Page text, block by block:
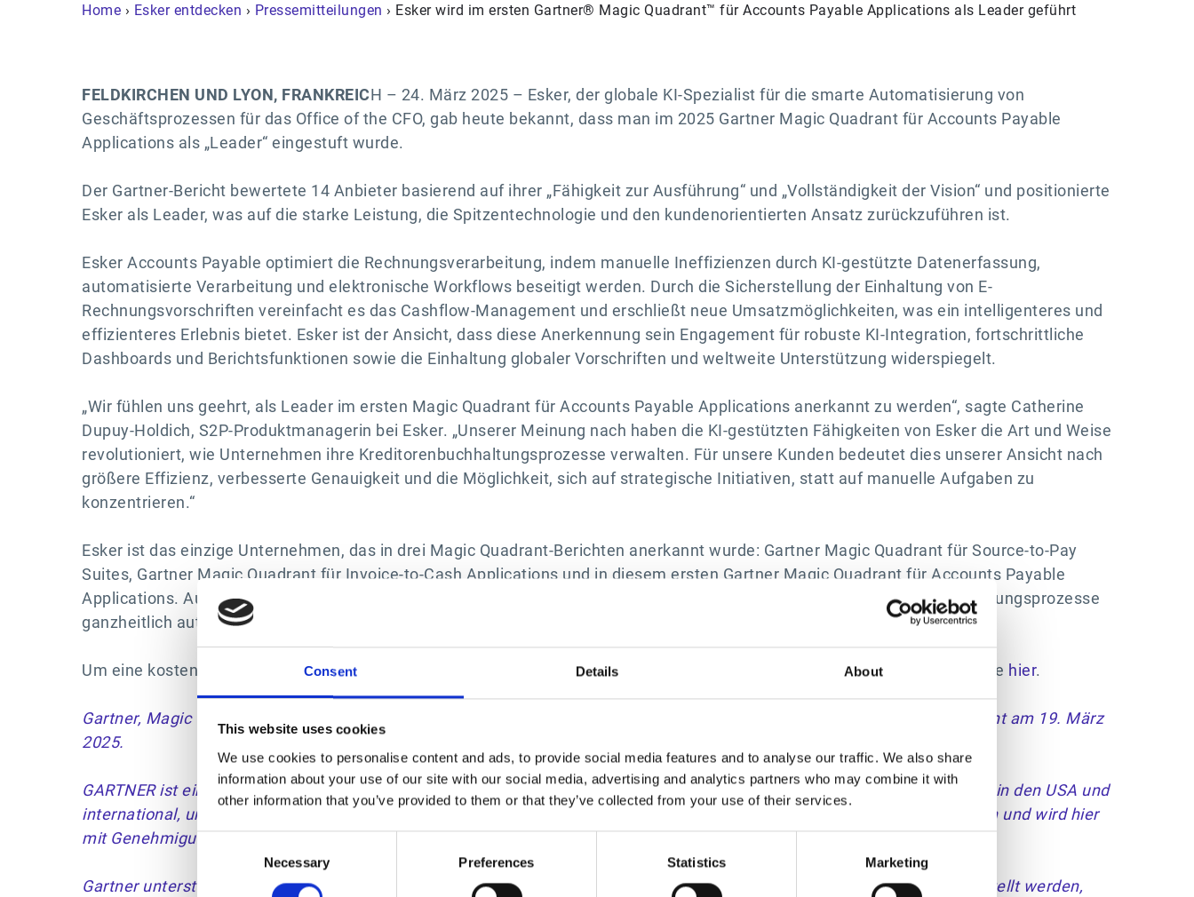
Consent Details About
This website uses cookies
We use cookies to personalise content and ads, to provide social media features and to analyse our traffic. We also share
information about your use of our site with our social media, advertising and analytics partners who may combine it with
other information that you’ve provided to them or that they’ve collected from your use of their services.
Necessary Preferences Statistics Marketing
Home › Esker entdecken › Pressemitteilungen › Esker wird im ersten Gartner® Magic Quadrant™ für Accounts Payable Applications als Leader geführt
FELDKIRCHEN UND LYON, FRANKREICH – 24. März 2025 – Esker, der globale KI-Spezialist für die smarte Automatisierung von
Geschäftsprozessen für das Office of the CFO, gab heute bekannt, dass man im 2025 Gartner Magic Quadrant für Accounts Payable
Applications als „Leader“ eingestuft wurde.
Der Gartner-Bericht bewertete 14 Anbieter basierend auf ihrer „Fähigkeit zur Ausführung“ und „Vollständigkeit der Vision“ und positionierte
Esker als Leader, was auf die starke Leistung, die Spitzentechnologie und den kundenorientierten Ansatz zurückzuführen ist.
Esker Accounts Payable optimiert die Rechnungsverarbeitung, indem manuelle Ineffizienzen durch KI-gestützte Datenerfassung,
automatisierte Verarbeitung und elektronische Workflows beseitigt werden. Durch die Sicherstellung der Einhaltung von E-
Rechnungsvorschriften vereinfacht es das Cashflow-Management und erschließt neue Umsatzmöglichkeiten, was ein intelligenteres und
effizienteres Erlebnis bietet. Esker ist der Ansicht, dass diese Anerkennung sein Engagement für robuste KI-Integration, fortschrittliche
Dashboards und Berichtsfunktionen sowie die Einhaltung globaler Vorschriften und weltweite Unterstützung widerspiegelt.
„Wir fühlen uns geehrt, als Leader im ersten Magic Quadrant für Accounts Payable Applications anerkannt zu werden“, sagte Catherine
Dupuy-Holdich, S2P-Produktmanagerin bei Esker. „Unserer Meinung nach haben die KI-gestützten Fähigkeiten von Esker die Art und Weise
revolutioniert, wie Unternehmen ihre Kreditorenbuchhaltungsprozesse verwalten. Für unsere Kunden bedeutet dies unserer Ansicht nach
größere Effizienz, verbesserte Genauigkeit und die Möglichkeit, sich auf strategische Initiativen, statt auf manuelle Aufgaben zu
konzentrieren.“
Esker ist das einzige Unternehmen, das in drei Magic Quadrant-Berichten anerkannt wurde: Gartner Magic Quadrant für Source-to-Pay
Suites, Gartner Magic Quadrant für Invoice-to-Cash Applications und in diesem ersten Gartner Magic Quadrant für Accounts Payable
Applications. Aus der Sicht von Esker ist es ein vertrauenswürdiger Partner für Unternehmen, die ihre Finanz- und Beschaffungsprozesse
ganzheitlich automatisieren und optimieren möchten.
Um eine kostenlose Kopie des 2025 Gartner Magic Quadrant für Accounts Payable Applications zu erhalten, klicken Sie bitte hier.
Gartner, Magic Quadrant für Accounts Payable Applications, von Mike Helsel, Miles Onafowora und Nick Duffy, veröffentlicht am 19. März
2025.
GARTNER ist eine eingetragene Marke und Dienstleistungsmarke von Gartner, Inc. und/oder seinen Tochtergesellschaften in den USA und
international, und MAGIC QUADRANT ist eine eingetragene Marke von Gartner, Inc. und/oder seinen Tochtergesellschaften und wird hier
mit Genehmigung verwendet. Alle Rechte vorbehalten.
Gartner unterstützt keinen Anbieter, kein Produkt oder keine Dienstleistung, die in seinen Forschungspublikationen dargestellt werden,